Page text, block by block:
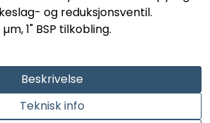
og reduksjonsventil.
1" BSP tilkobling.
Beskrivelse
Teknisk info